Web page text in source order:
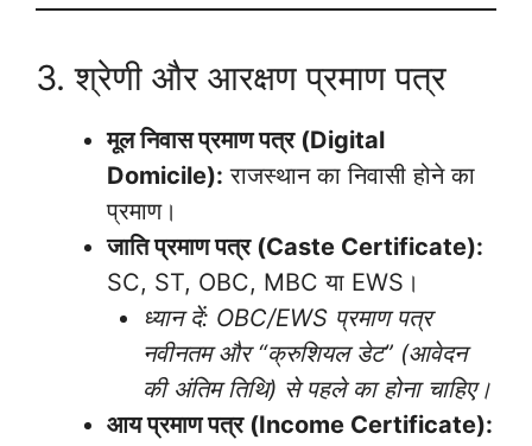
3. श्रेणी और आरक्षण प्रमाण पत्र
मूल निवास प्रमाण पत्र (Digital
Domicile): राजस्थान का निवासी होने का
प्रमाण।
जाति प्रमाण पत्र (Caste Certificate):
SC, ST, OBC, MBC या EWS।
ध्यान दें: OBC/EWS प्रमाण पत्र
नवीनतम और “क्रुशियल डेट” (आवेदन
की अंतिम तिथि) से पहले का होना चाहिए।
आय प्रमाण पत्र (Income Certificate):